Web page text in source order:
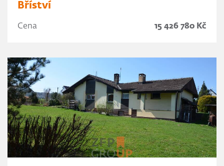
Bříství
Cena 15 426 780 Kč